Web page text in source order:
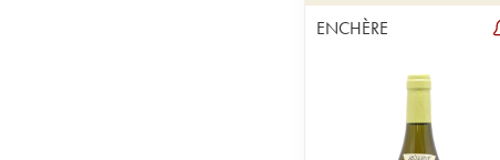
ENCHÈRE